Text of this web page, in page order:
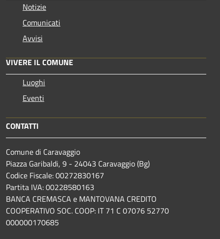
Notizie
Comunicati
Avvisi
VIVERE IL COMUNE
Luoghi
Eventi
CONTATTI
Comune di Caravaggio
Piazza Garibaldi, 9 - 24043 Caravaggio (Bg)
Codice Fiscale: 00272830167
Partita IVA: 00228580163
BANCA CREMASCA e MANTOVANA CREDITO
COOPERATIVO SOC. COOP: IT 71 C 07076 52770
000000170685